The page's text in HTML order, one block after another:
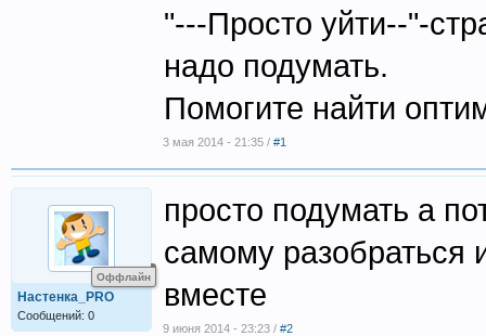
"---Просто уйти--"-
надо подумать.
Помогите найти
3 мая 2014 - 21:35 / #1
Оффлайн
Настенка_PRO
Сообщений: 0
просто подумать а
самому разобраться
вместе
9 июня 2014 - 23:23 / #2